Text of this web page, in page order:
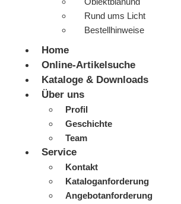
Rund ums Licht
Bestellhinweise
Home
Online-Artikelsuche
Kataloge & Downloads
Über uns
Profil
Geschichte
Team
Service
Kontakt
Kataloganforderung
Angebotanforderung